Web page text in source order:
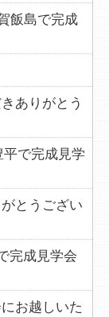
飯島で完成
ありがとう
平で完成見学
とうござい
完成見学会
お越しいた